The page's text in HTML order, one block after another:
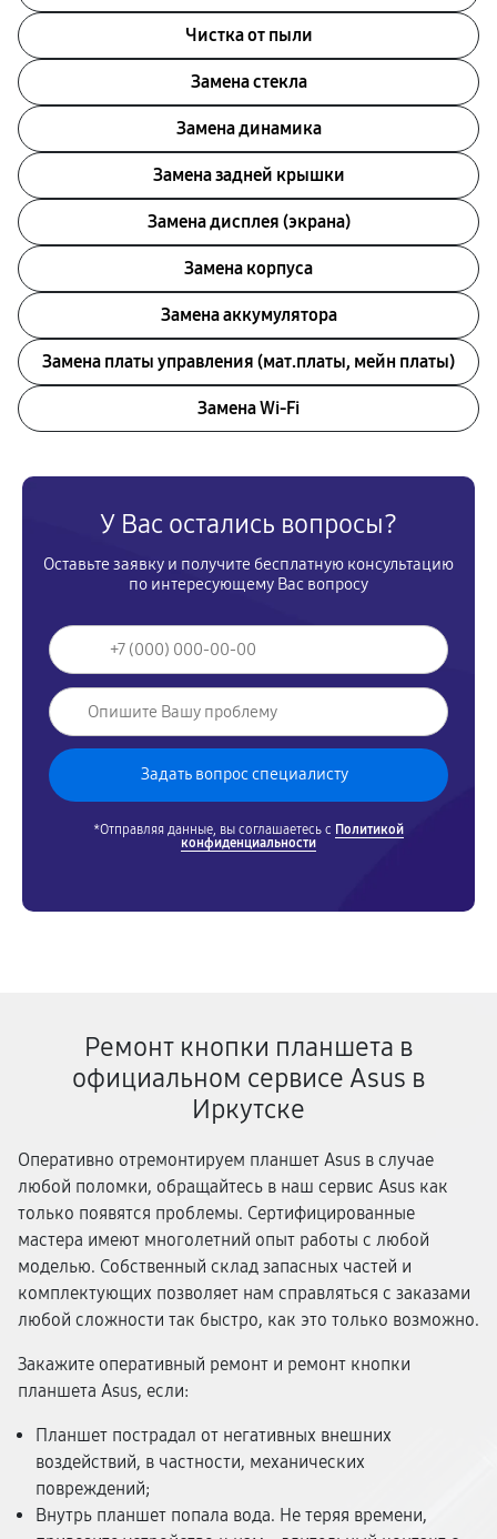
Чистка от пыли
Замена стекла
Замена динамика
Замена задней крышки
Замена дисплея (экрана)
Замена корпуса
Замена аккумулятора
Замена платы управления (мат.платы, мейн платы)
Замена Wi-Fi
У Вас остались вопросы?
Оставьте заявку и получите бесплатную консультацию
по интересующему Вас вопросу
*Отправляя данные, вы соглашаетесь с Политикой
конфиденциальности
Ремонт кнопки планшета в
официальном сервисе Asus в
Иркутске
Оперативно отремонтируем планшет Asus в случае
любой поломки, обращайтесь в наш сервис Asus как
только появятся проблемы. Сертифицированные
мастера имеют многолетний опыт работы с любой
моделью. Собственный склад запасных частей и
комплектующих позволяет нам справляться с заказами
любой сложности так быстро, как это только возможно.
Закажите оперативный ремонт и ремонт кнопки
планшета Asus, если:
Планшет пострадал от негативных внешних
воздействий, в частности, механических
повреждений;
Внутрь планшет попала вода. Не теряя времени,